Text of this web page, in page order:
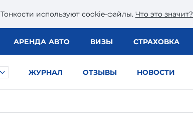
Тонкости используют сookie-файлы. Что это значит?
АРЕНДА АВТО ВИЗЫ СТРАХОВКА
ЖУРНАЛ ОТЗЫВЫ НОВОСТИ